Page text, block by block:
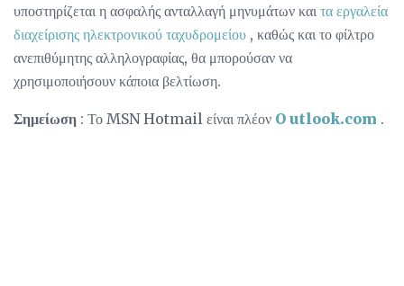
υποστηρίζεται η ασφαλής ανταλλαγή μηνυμάτων και τα εργαλεία
διαχείρισης ηλεκτρονικού ταχυδρομείου , καθώς και το φίλτρο
ανεπιθύμητης αλληλογραφίας, θα μπορούσαν να
χρησιμοποιήσουν κάποια βελτίωση.
Σημείωση : Το MSN Hotmail είναι πλέον O utlook.com .